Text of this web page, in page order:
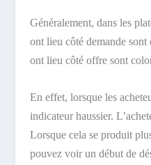
Généralement, dans les
ont lieu côté demande
ont lieu côté offre sont
En effet, lorsque les
indicateur haussier.
Lorsque cela se produit
pouvez voir un début de